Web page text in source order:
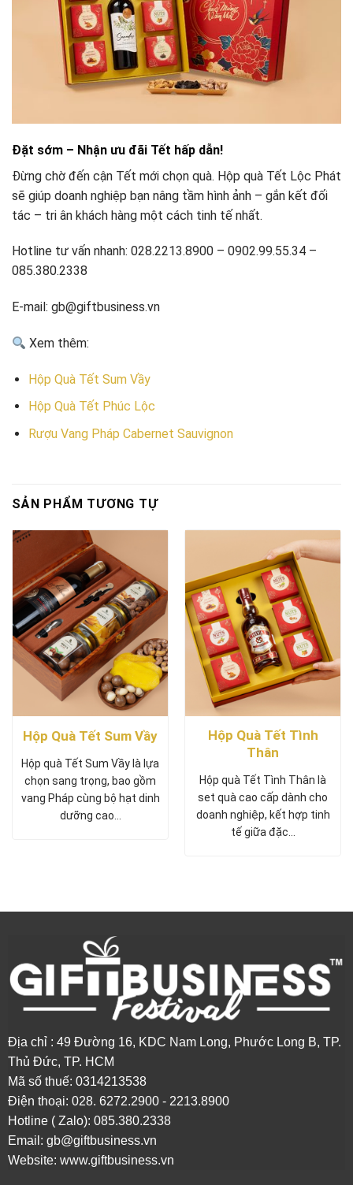
Đặt sớm – Nhận ưu đãi Tết hấp dẫn!
Đừng chờ đến cận Tết mới chọn quà. Hộp quà Tết Lộc Phát
sẽ giúp doanh nghiệp bạn nâng tầm hình ảnh – gắn kết đối
tác – tri ân khách hàng một cách tinh tế nhất.
Hotline tư vấn nhanh: 028.2213.8900 – 0902.99.55.34 –
085.380.2338
E-mail: gb@giftbusiness.vn
Xem thêm:
Hộp Quà Tết Sum Vầy
Hộp Quà Tết Phúc Lộc
Rượu Vang Pháp Cabernet Sauvignon
SẢN PHẨM TƯƠNG TỰ
Hộp Quà Tết Sum Vầy
Hộp quà Tết Sum Vầy là lựa
chọn sang trọng, bao gồm
vang Pháp cùng bộ hạt dinh
dưỡng cao…
Hộp Quà Tết Tình
Thân
Hộp quà Tết Tình Thân là
set quà cao cấp dành cho
doanh nghiệp, kết hợp tinh
tế giữa đặc…
Địa chỉ : 49 Đường 16, KDC Nam Long, Phước Long B, TP.
Thủ Đức, TP. HCM
Mã số thuế: 0314213538
Điện thoại: 028. 6272.2900 - 2213.8900
Hotline ( Zalo): 085.380.2338
Email: gb@giftbusiness.vn
Website: www.giftbusiness.vn